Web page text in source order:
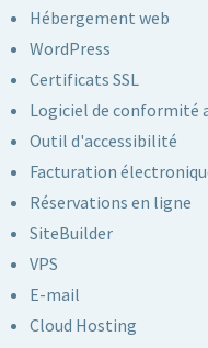
Hébergement web
WordPress
Certificats SSL
Logiciel de conformité
Outil d'accessibilité
Facturation
Réservations en ligne
SiteBuilder
VPS
E-mail
Cloud Hosting